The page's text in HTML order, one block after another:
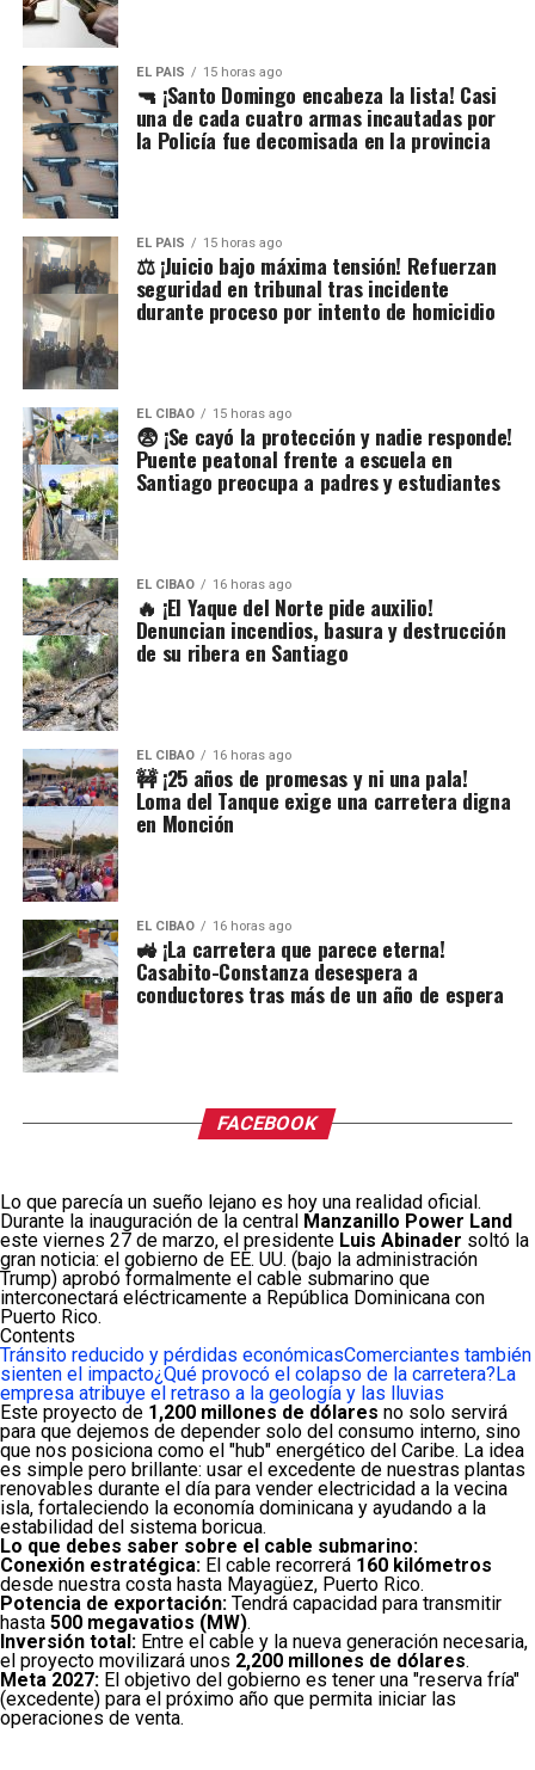
EL PAIS 15 horas ago
🔫 ¡Santo Domingo encabeza la lista! Casi
una de cada cuatro armas incautadas por
la Policía fue decomisada en la provincia
EL PAIS 15 horas ago
⚖️ ¡Juicio bajo máxima tensión! Refuerzan
seguridad en tribunal tras incidente
durante proceso por intento de homicidio
EL CIBAO 15 horas ago
😨 ¡Se cayó la protección y nadie responde!
Puente peatonal frente a escuela en
Santiago preocupa a padres y estudiantes
EL CIBAO 16 horas ago
🔥 ¡El Yaque del Norte pide auxilio!
Denuncian incendios, basura y destrucción
de su ribera en Santiago
EL CIBAO 16 horas ago
🚧 ¡25 años de promesas y ni una pala!
Loma del Tanque exige una carretera digna
en Monción
EL CIBAO 16 horas ago
🚜 ¡La carretera que parece eterna!
Casabito-Constanza desespera a
conductores tras más de un año de espera
FACEBOOK
Lo que parecía un sueño lejano es hoy una realidad oficial.
Durante la inauguración de la central Manzanillo Power Land
este viernes 27 de marzo, el presidente Luis Abinader soltó la
gran noticia: el gobierno de EE. UU. (bajo la administración
Trump) aprobó formalmente el cable submarino que
interconectará eléctricamente a República Dominicana con
Puerto Rico.
Contents
Tránsito reducido y pérdidas económicasComerciantes también
sienten el impacto¿Qué provocó el colapso de la carretera? La
empresa atribuye el retraso a la geología y las lluvias
Este proyecto de 1,200 millones de dólares no solo servirá
para que dejemos de depender solo del consumo interno, sino
que nos posiciona como el "hub" energético del Caribe. La idea
es simple pero brillante: usar el excedente de nuestras plantas
renovables durante el día para vender electricidad a la vecina
isla, fortaleciendo la economía dominicana y ayudando a la
estabilidad del sistema boricua.
Lo que debes saber sobre el cable submarino:
Conexión estratégica: El cable recorrerá 160 kilómetros
desde nuestra costa hasta Mayagüez, Puerto Rico.
Potencia de exportación: Tendrá capacidad para transmitir
hasta 500 megavatios (MW).
Inversión total: Entre el cable y la nueva generación necesaria,
el proyecto movilizará unos 2,200 millones de dólares.
Meta 2027: El objetivo del gobierno es tener una "reserva fría"
(excedente) para el próximo año que permita iniciar las
operaciones de venta.